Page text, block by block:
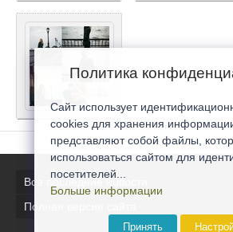
Все последние новости
Полная версия сайта
Политика
Сайт использует
cookies для хранения
представляют собой файлы,
использоваться сайтом для
посетителей...
Больше информации
Принять